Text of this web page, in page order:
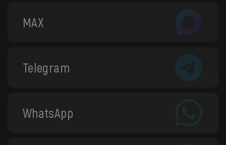
MAX
Telegram
WhatsApp